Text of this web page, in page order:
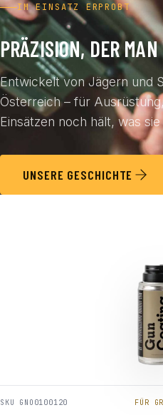
IM EINSATZ ERPROBT
PRÄZISION, DER
Entwickelt von Jägern und
Österreich – für
Einsätzen noch hält, was
UNSERE GESCHICHTE
SKU GNO0100120 FÜR